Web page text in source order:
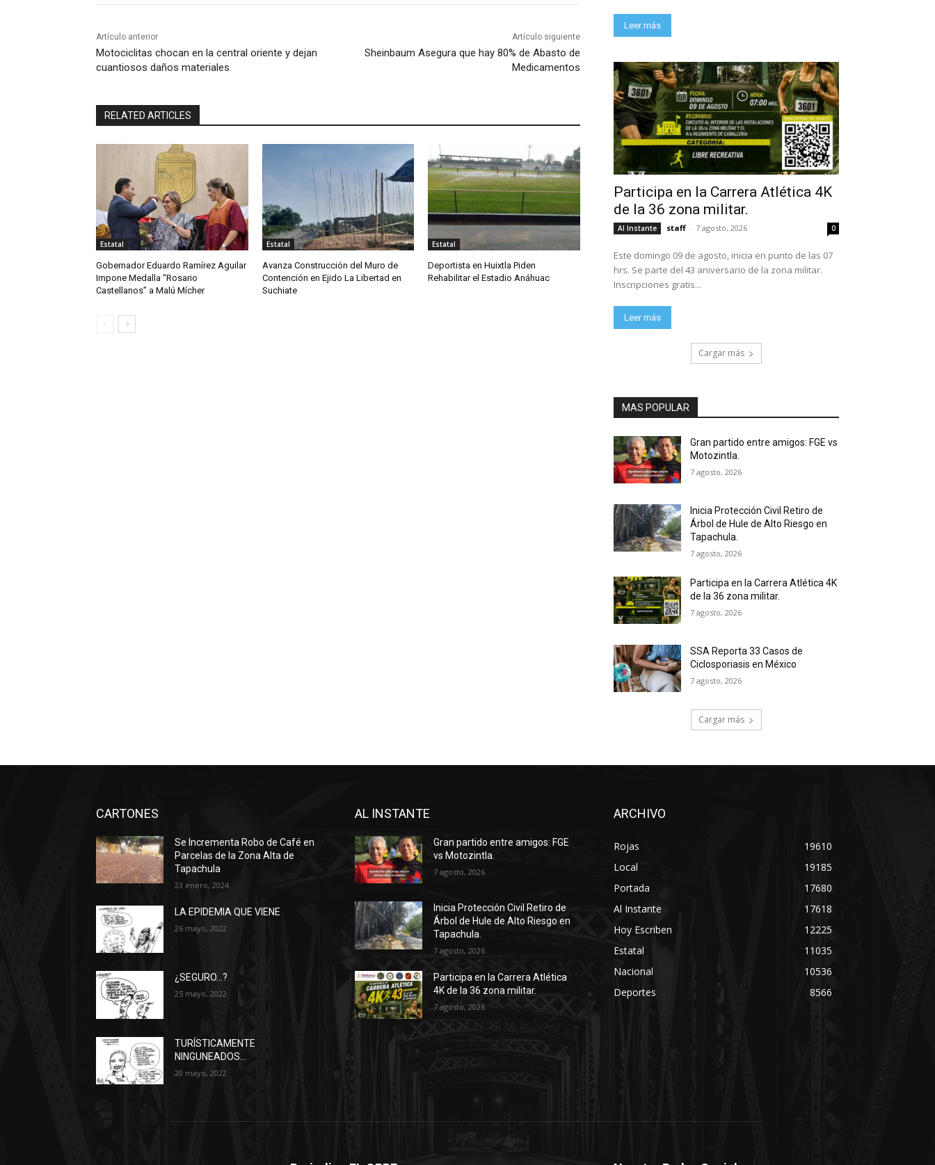
Artículo anterior
Motociclitas chocan en la central oriente y dejan
cuantiosos daños materiales
Artículo siguiente
Sheinbaum Asegura que hay 80% de Abasto de
Medicamentos
RELATED ARTICLES
Estatal
Gobernador Eduardo Ramírez Aguilar
Impone Medalla “Rosario
Castellanos” a Malú Mícher
Estatal
Avanza Construcción del Muro de
Contención en Ejido La Libertad en
Suchiate
Estatal
Deportista en Huixtla Piden
Rehabilitar el Estadio Anáhuac
Leer más
Participa en la Carrera Atlética 4K
de la 36 zona militar.
Al Instante staff - 7 agosto, 2026 0
Este domingo 09 de agosto, inicia en punto de las 07
hrs. Se parte del 43 aniversario de la zona militar.
Inscripciones gratis...
Leer más
Cargar más
MAS POPULAR
Gran partido entre amigos: FGE vs
Motozintla.
7 agosto, 2026
Inicia Protección Civil Retiro de
Árbol de Hule de Alto Riesgo en
Tapachula.
7 agosto, 2026
Participa en la Carrera Atlética 4K
de la 36 zona militar.
7 agosto, 2026
SSA Reporta 33 Casos de
Ciclosporiasis en México
7 agosto, 2026
Cargar más
CARTONES
Se Incrementa Robo de Café en
Parcelas de la Zona Alta de
Tapachula
23 enero, 2024
LA EPIDEMIA QUE VIENE
26 mayo, 2022
¿SEGURO…?
25 mayo, 2022
TURÍSTICAMENTE
NINGUNEADOS…
20 mayo, 2022
AL INSTANTE
Gran partido entre amigos: FGE
vs Motozintla.
7 agosto, 2026
Inicia Protección Civil Retiro de
Árbol de Hule de Alto Riesgo en
Tapachula.
7 agosto, 2026
Participa en la Carrera Atlética
4K de la 36 zona militar.
7 agosto, 2026
ARCHIVO
Rojas
19610
Local
19185
Portada
17680
Al Instante
17618
Hoy Escriben
12225
Estatal
11035
Nacional
10536
Deportes
8566